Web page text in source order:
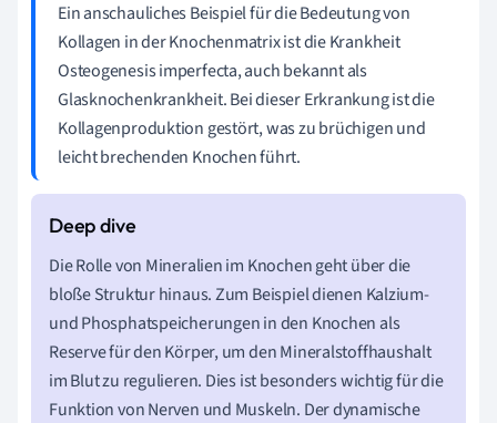
Ein anschauliches Beispiel für die Bedeutung von
Kollagen in der Knochenmatrix ist die Krankheit
Osteogenesis imperfecta, auch bekannt als
Glasknochenkrankheit. Bei dieser Erkrankung ist die
Kollagenproduktion gestört, was zu brüchigen und
leicht brechenden Knochen führt.
Die Rolle von Mineralien im Knochen geht über die
bloße Struktur hinaus. Zum Beispiel dienen Kalzium-
und Phosphatspeicherungen in den Knochen als
Reserve für den Körper, um den Mineralstoffhaushalt
im Blut zu regulieren. Dies ist besonders wichtig für die
Funktion von Nerven und Muskeln. Der dynamische